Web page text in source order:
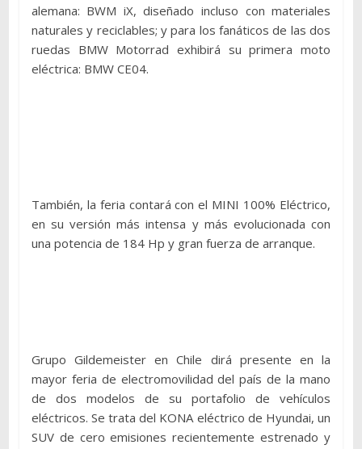
alemana: BWM iX, diseñado incluso con materiales
naturales y reciclables; y para los fanáticos de las dos
ruedas BMW Motorrad exhibirá su primera moto
eléctrica: BMW CE04.
También, la feria contará con el MINI 100% Eléctrico,
en su versión más intensa y más evolucionada con
una potencia de 184 Hp y gran fuerza de arranque.
Grupo Gildemeister en Chile dirá presente en la
mayor feria de electromovilidad del país de la mano
de dos modelos de su portafolio de vehículos
eléctricos. Se trata del KONA eléctrico de Hyundai, un
SUV de cero emisiones recientemente estrenado y